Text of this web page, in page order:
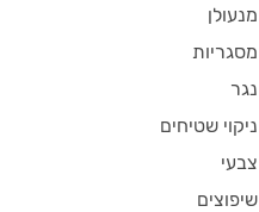
מנעולן
מסגריות
נגר
ניקוי שטיחים
צבעי
שיפוצים